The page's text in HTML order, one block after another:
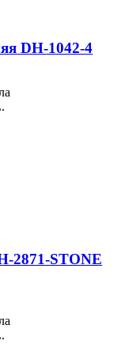
DH-1042-4
2871-STONE